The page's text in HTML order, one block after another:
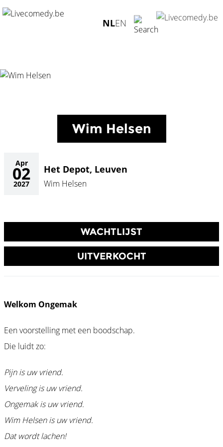
NLEN
Home/Agenda/
Het Depot, Leuven -
Wim Helsen
Apr
02
2027
Het Depot, Leuven
Wim Helsen
WACHTLIJST
UITVERKOCHT
Welkom Ongemak
Een voorstelling met een boodschap.
Die luidt zo:
Pijn is uw vriend.
Verveling is uw vriend.
Ongemak is uw vriend.
Wim Helsen is uw vriend.
Dat wordt lachen!